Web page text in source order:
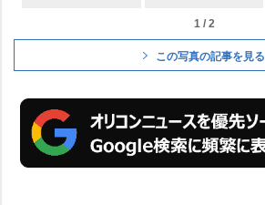
1 / 2
この写真の記事を見る